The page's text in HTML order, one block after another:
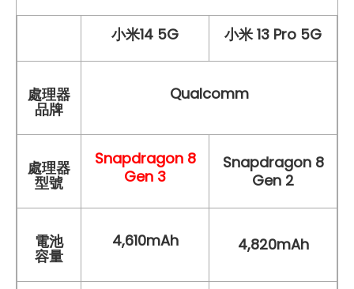
小米14 5G 小米 13 Pro 5G
處理器
品牌
Qualcomm
處理器
型號
Snapdragon 8
Gen 3
Snapdragon 8
Gen 2
電池
容量
4,610mAh 4,820mAh